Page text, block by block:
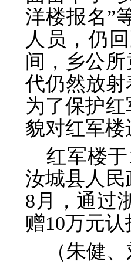
洋楼报名”
人员，仍
间，乡公
代仍然放
为了保护
貌对红军
红军楼
汝城县人民
8月，通过
赠10万元认
（朱健